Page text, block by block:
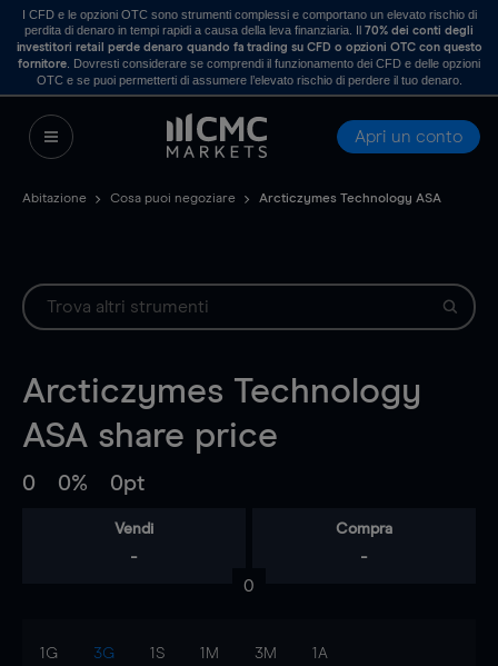
I CFD e le opzioni OTC sono strumenti complessi e comportano un elevato rischio di
perdita di denaro in tempi rapidi a causa della leva finanziaria. Il70% dei conti degli
investitori retail perde denaro quando fa trading su CFD o opzioni OTC con questo
fornitore . Dovresti considerare se comprendi il funzionamento dei CFD e delle opzioni
OTC e se puoi permetterti di assumere l’elevato rischio di perdere il tuo denaro.
Apri un conto
Abitazione Cosa puoi negoziare Arcticzymes Technology ASA
Arcticzymes Technology
ASA share price
0 0% 0pt
Vendi
-
Compra
-
0
1G 3G 1S 1M 3M 1A